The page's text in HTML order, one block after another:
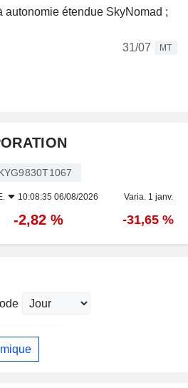
autonomie étendue SkyNomad ;
31/07
MT
10:08:35 06/08/2026 Varia. 1 janv.
-2,82 % -31,65 %